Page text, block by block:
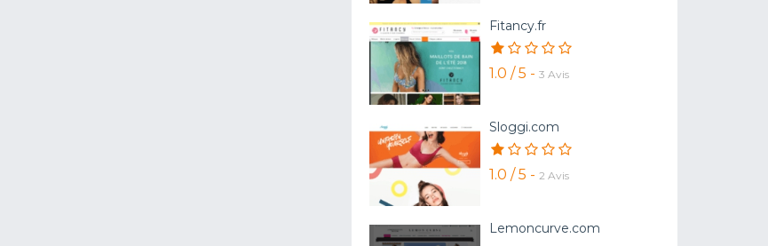
Fitancy.fr
1.0 / 5 -3 Avis
Sloggi.com
1.0 / 5 - 2 Avis
Lemoncurve.com